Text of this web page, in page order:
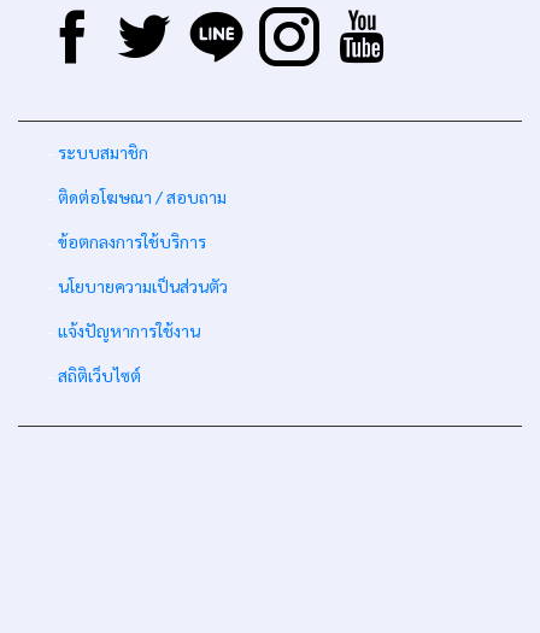
ระบบสมาชิก
ติดต่อโฆษณา / สอบถาม
ข้อตกลงการใช้บริการ
นโยบายความเป็นส่วนตัว
แจ้งปัญหาการใช้งาน
สถิติเว็บไซต์